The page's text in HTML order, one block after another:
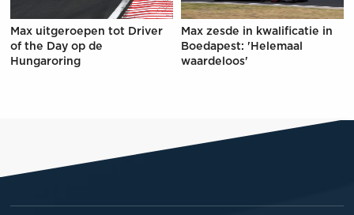
Max uitgeroepen tot Driver
of the Day op de
Hungaroring
Max zesde in kwalificatie in
Boedapest: 'Helemaal
waardeloos'